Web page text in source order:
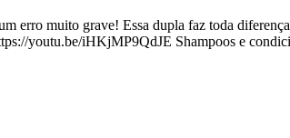
erro muito grave! Essa dupla faz toda
youtu.be/iHKjMP9QdJE Shampoos e